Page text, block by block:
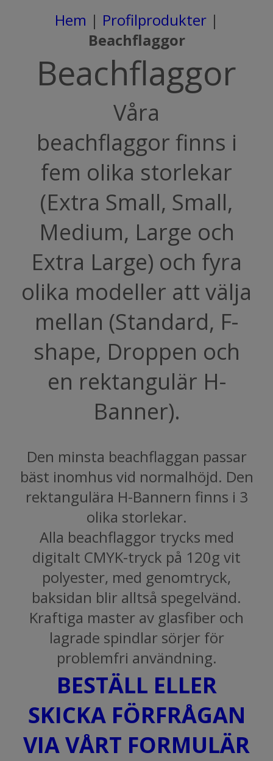
Hem | Profilprodukter |
Beachflaggor
Beachflaggor
Våra
beachflaggor finns i
fem olika storlekar
(Extra Small, Small,
Medium, Large och
Extra Large) och fyra
olika modeller att välja
mellan (Standard, F-
shape, Droppen och
en rektangulär H-
Banner).
Den minsta beachflaggan passar
bäst inomhus vid normalhöjd. Den
rektangulära H-Bannern finns i 3
olika storlekar.
Alla beachflaggor trycks med
digitalt CMYK-tryck på 120g vit
polyester, med genomtryck,
baksidan blir alltså spegelvänd.
Kraftiga master av glasfiber och
lagrade spindlar sörjer för
problemfri användning.
BESTÄLL ELLER
SKICKA FÖRFRÅGAN
VIA VÅRT FORMULÄR